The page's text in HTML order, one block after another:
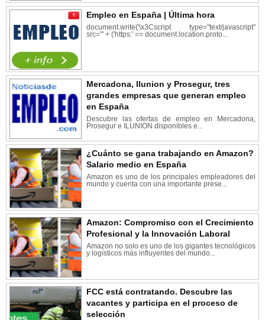
Empleo en España | Última hora
document.write('\x3Cscript type="text/javascript"
src="' + ('https:' == document.location.proto...
Mercadona, Ilunion y Prosegur, tres
grandes empresas que generan empleo
en España
Descubre las ofertas de empleo en Mercadona,
Prosegur e ILUNION disponibles e...
¿Cuánto se gana trabajando en Amazon?
Salario medio en España
Amazon es uno de los principales empleadores del
mundo y cuenta con una importante prese...
Amazon: Compromiso con el Crecimiento
Profesional y la Innovación Laboral
Amazon no solo es uno de los gigantes tecnológicos
y logísticos más influyentes del mundo...
FCC está contratando. Descubre las
vacantes y participa en el proceso de
selección